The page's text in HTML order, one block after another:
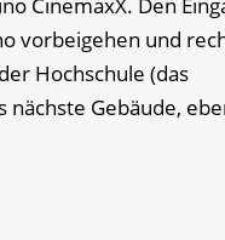
CinemaxX. Den
vorbeigehen und
Hochschule (das
nächste Gebäude,